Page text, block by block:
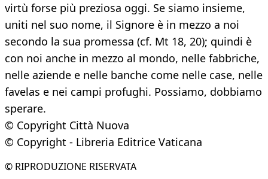
virtù forse più preziosa oggi. Se siamo insieme,
uniti nel suo nome, il Signore è in mezzo a noi
secondo la sua promessa (cf. Mt 18, 20); quindi è
con noi anche in mezzo al mondo, nelle fabbriche,
nelle aziende e nelle banche come nelle case, nelle
favelas e nei campi profughi. Possiamo, dobbiamo
sperare.
© Copyright Città Nuova
© Copyright - Libreria Editrice Vaticana
© RIPRODUZIONE RISERVATA